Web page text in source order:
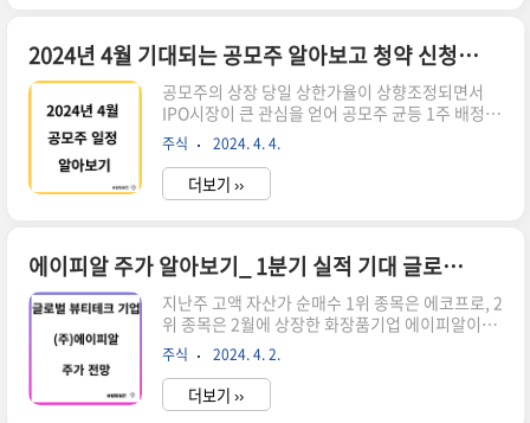
지원사업 유형별 제출서류 및 지원방식 4. 영세 소
상공인 전기요금 특별지원사업 신청방법 5. 영세
소상공인 전기요금 특별지원사업 유의사항 및 문의
처 6. 마치며 영세 소상공인 전기요금 특별지원사
업 목적 에너지비용 인상에 따라 어려움을 겪는 영
세 소상공인들을 위해 전기요금 부담을 경감하기
위함입니다. 영세 소상공인 전기요금 ..
2024년 4월 기대되는 공모주 알아보고 청약 신청하기
공모주의 상장 당일 상한가율이 상향조정되면서
IPO시장이 큰 관심을 얻어 공모주 균등 1주 배정받
기가 어려울 정도입니다.. 4월 다가오는 공모주 중
에서 기대되는 기업에 대한 정보와 주관사는 어딘
지 미리미리 알아보고 청약 신청 준비해 봅시다. [
목차 ] 1. 4월 공모주 청약 기업 1-1. 민테크 1-2. 코
준비 중인 기업들에 대한 정보를 알아보겠습니다.
민테크 개요 2015년 6월 16일 설립된 회사로 전자
기 측정, 시험 및 분석기구를 제조하는 사원수 약
70명(2023년 6월 기준)의 중소기업입니다. 이차
전지, 소프트웨어, 에너지 저장 장치, 정보통신기기
제조 분야사업을 영위하고 있습니다...
주식 2024. 4. 4.
더보기 ››
에이피알 주가 알아보기_ 1분기 실적 기대 글로벌 뷰티테크 기업으로 성장
지난주 고액 자산가 순매수 1위 종목은 에코프로, 2
위 종목은 2월에 상장한 화장품기업 에이피알이라
는 기사가 보도되었습니다. 글로벌 뷰티 테크 기업
에이피알 IPO 상장 당시 엄청난 경쟁률에 균등배정
1주 받기도 어려운 대어급 공모주였습니다. 2월 가
정용 의료기기 수출 데이터가 신고가를 세워 화장
주식 2024. 4. 2.
더보기 ››